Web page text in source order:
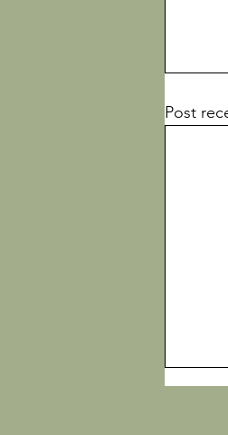
Post